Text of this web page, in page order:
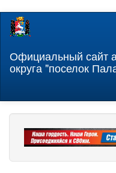
Перейти
содержанию
Официальный сайт
округа "поселок